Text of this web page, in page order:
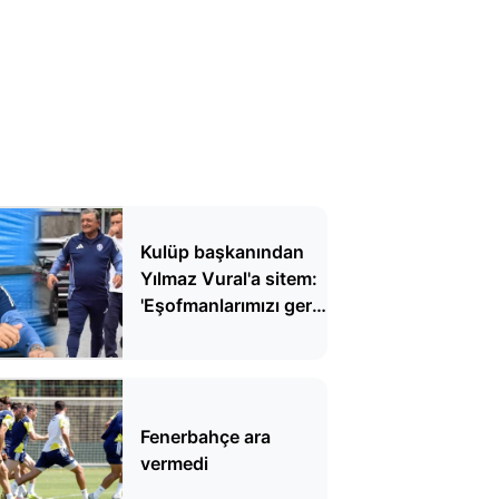
Kulüp başkanından
Yılmaz Vural'a sitem:
'Eşofmanlarımızı geri
Fenerbahçe ara
vermedi